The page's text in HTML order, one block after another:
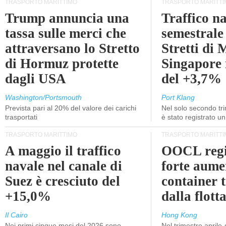
TRASPORTO MARITTIMO
Trump annuncia una
tassa sulle merci che
attraversano lo Stretto
di Hormuz protette
dagli USA
Washington/Portsmouth
Prevista pari al 20% del valore dei carichi
trasportati
TRASPORTO
Traffico
Stretti di
del +3,7%
Port Klang
Nel solo secondo
è stato registrato
TRASPORTO MARITTIMO
A maggio il traffico
navale nel canale di
Suez è cresciuto del
+15,0%
Il Cairo
TRASPORTO
OOCL
forte
container
dalla
Hong Kong